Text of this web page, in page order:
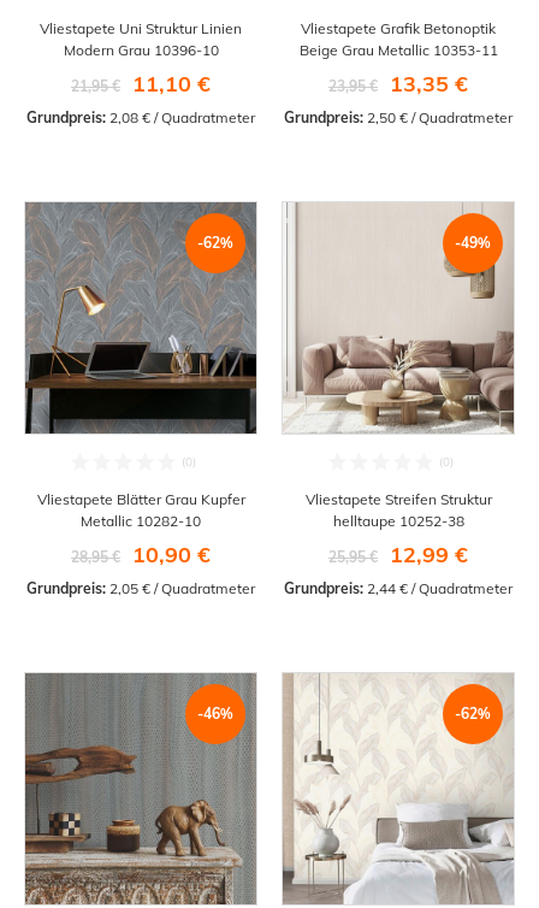
Vliestapete Uni Struktur Linien
Modern Grau 10396-10
21,95 €
11,10 €
Grundpreis: 2,08 € / Quadratmeter
Vliestapete Grafik Betonoptik
Beige Grau Metallic 10353-11
23,95 €
13,35 €
Grundpreis: 2,50 € / Quadratmeter
-62%
Vliestapete Blätter Grau Kupfer
Metallic 10282-10
28,95 €
10,90 €
Grundpreis: 2,05 € / Quadratmeter
-49%
Vliestapete Streifen Struktur
helltaupe 10252-38
25,95 €
12,99 €
Grundpreis: 2,44 € / Quadratmeter
-46% -62%